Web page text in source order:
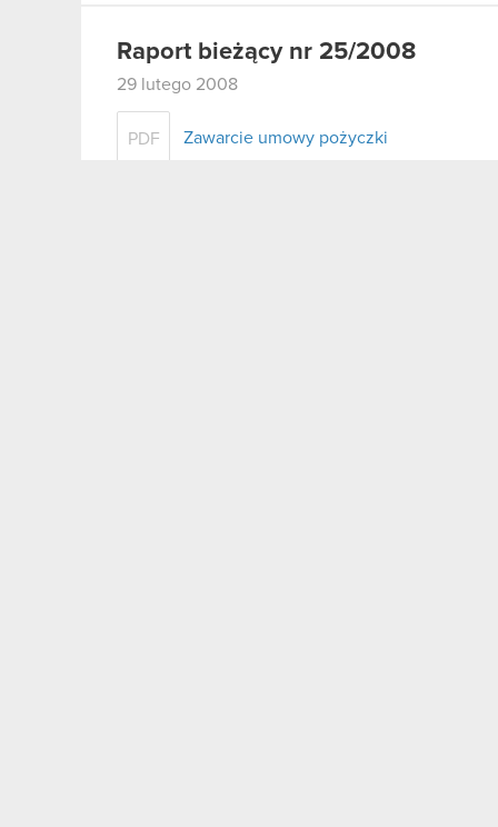
Raport bieżący nr 25/2008
29 lutego 2008
PDF Zawarcie umowy pożyczki